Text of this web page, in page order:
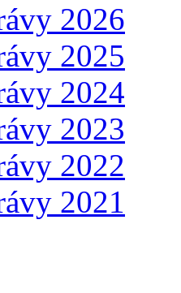
2026
2025
2024
2023
2022
2021